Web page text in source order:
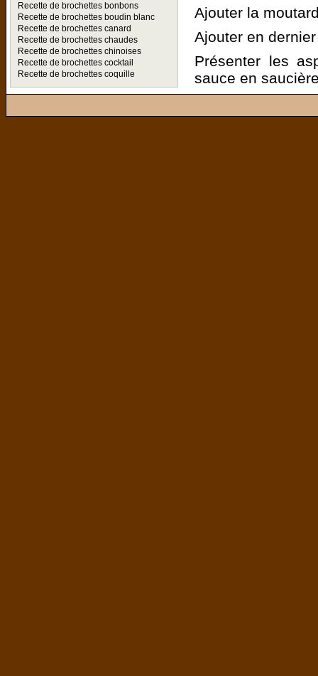
Recette de brochettes bonbons
Recette de brochettes boudin blanc
Recette de brochettes canard
Recette de brochettes chaudes
Recette de brochettes chinoises
Recette de brochettes cocktail
Recette de brochettes coquille
Ajouter la
Ajouter en
Présenter les
sauce en